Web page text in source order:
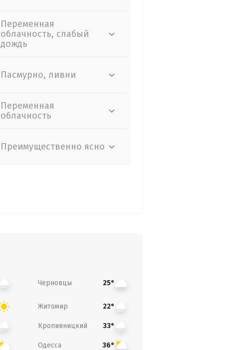
Переменная
облачность, слабый
дождь
Пасмурно, ливни
Переменная
облачность
Преимущественно ясно
Черновцы 25°
Житомир 22°
Кропивницкий 33°
Одесса 36°